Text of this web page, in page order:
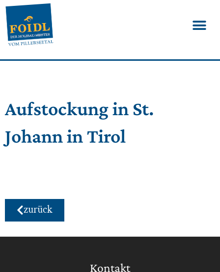
Aufstockung in St.
Johann in Tirol
zurück
Kontakt